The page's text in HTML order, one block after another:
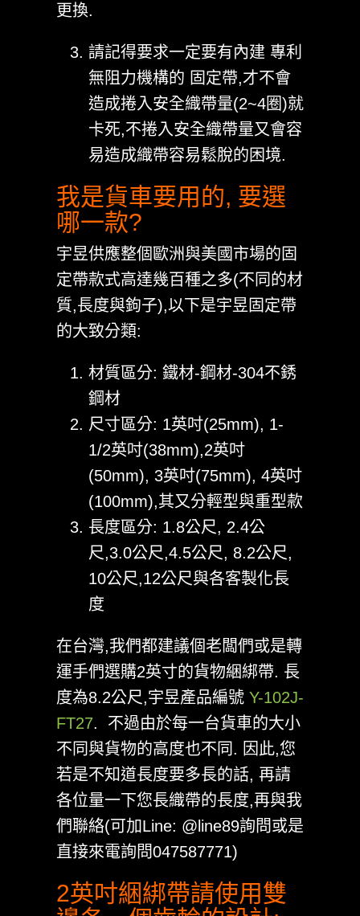
更換.
請記得要求一定要有內建 專利
無阻力機構的 固定帶,才不會
造成捲入安全織帶量(2~4圈)就
卡死,不捲入安全織帶量又會容
易造成織帶容易鬆脫的困境.
我是貨車要用的, 要選
哪一款?
宇昱供應整個歐洲與美國市場的固
定帶款式高達幾百種之多(不同的材
質,長度與鉤子),以下是宇昱固定帶
的大致分類:
材質區分: 鐵材-鋼材-304不銹
鋼材
尺寸區分: 1英吋(25mm), 1-
1/2英吋(38mm),2英吋
(50mm), 3英吋(75mm), 4英吋
(100mm),其又分輕型與重型款
長度區分: 1.8公尺, 2.4公
尺,3.0公尺,4.5公尺, 8.2公尺,
10公尺,12公尺與各客製化長
度
在台灣,我們都建議個老闆們或是轉
運手們選購2英寸的貨物綑綁帶. 長
度為8.2公尺,宇昱產品編號 Y-102J-
FT27. 不過由於每一台貨車的大小
不同與貨物的高度也不同. 因此,您
若是不知道長度要多長的話, 再請
各位量一下您長織帶的長度,再與我
們聯絡(可加Line: @line89詢問或是
直接來電詢問047587771)
2英吋綑綁帶請使用雙